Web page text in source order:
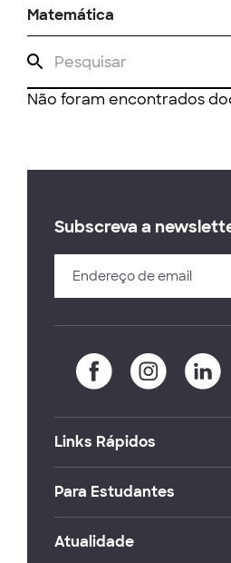
Matemática
Não foram encontrados
Subscreva a
Links Rápidos
Para Estudantes
Atualidade